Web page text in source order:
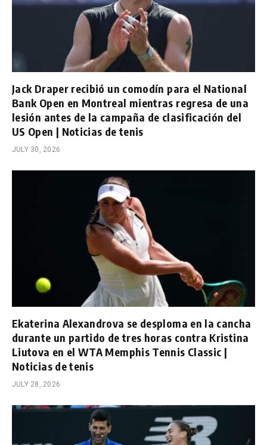
Jack Draper recibió un comodín para el National
Bank Open en Montreal mientras regresa de una
lesión antes de la campaña de clasificación del
US Open | Noticias de tenis
JULY 30, 2026
Ekaterina Alexandrova se desploma en la cancha
durante un partido de tres horas contra Kristina
Liutova en el WTA Memphis Tennis Classic |
Noticias de tenis
JULY 28, 2026